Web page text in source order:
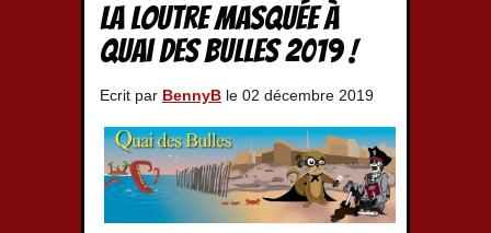
La Loutre Masquée à
Quai des Bulles 2019 !
Ecrit par BennyB le 02 décembre 2019